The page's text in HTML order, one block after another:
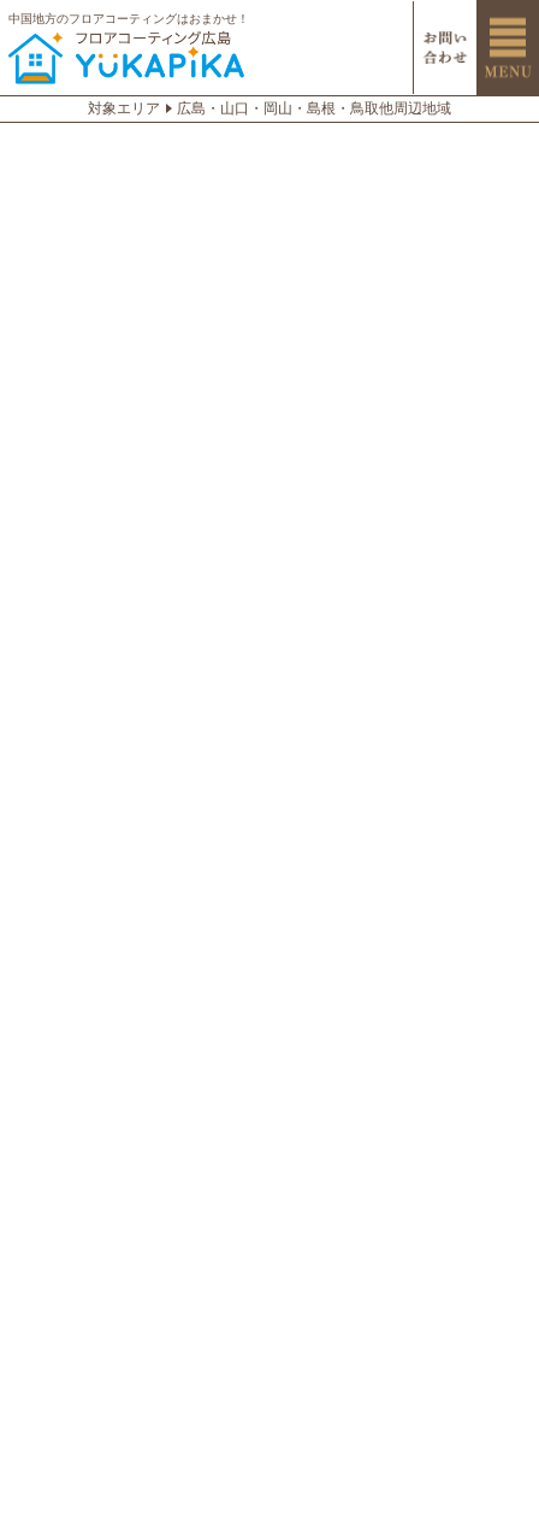
中国地方のフロアコーティングはおまかせ！
対象エリア 広島・山口・岡山・島根・鳥取他周辺地域